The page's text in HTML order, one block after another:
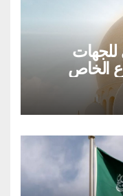
للجهات
الخاص